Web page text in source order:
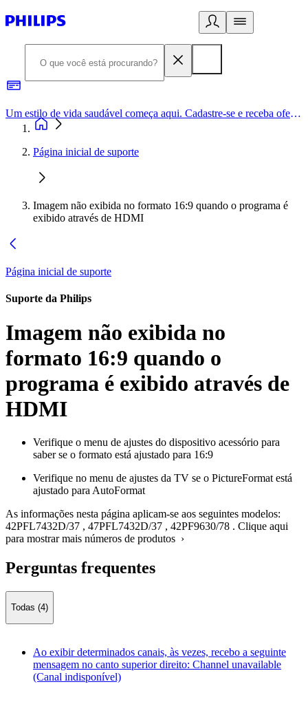
Um estilo de vida saudável começa aqui. Cadastre-se e receba ofertas exclusivas.
Página inicial de suporte
Imagem não exibida no formato 16:9 quando o programa é
exibido através de HDMI
Página inicial de suporte
Suporte da Philips
Imagem não exibida no
formato 16:9 quando o
programa é exibido através de
HDMI
Verifique o menu de ajustes do dispositivo acessório para
saber se o formato está ajustado para 16:9
Verifique no menu de ajustes da TV se o PictureFormat está
ajustado para AutoFormat
As informações nesta página aplicam-se aos seguintes modelos:
42PFL7432D/37 , 47PFL7432D/37 , 42PF9630/78 . Clique aqui
para mostrar mais números de produtos ›
Perguntas frequentes
Todas (4)
Ao exibir determinados canais, às vezes, recebo a seguinte
mensagem no canto superior direito: Channel unavailable
(Canal indisponível)